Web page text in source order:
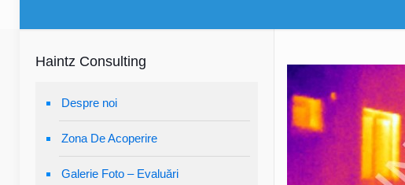
Haintz Consulting
Despre noi
Zona De Acoperire
Galerie Foto – Evaluări